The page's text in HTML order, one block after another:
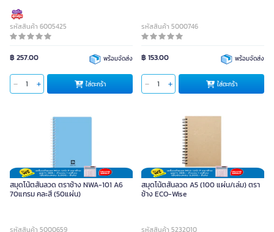
รหัสสินค้า 6005425
฿ 257.00 พร้อมจัดส่ง
ใส่ตะกร้า
รหัสสินค้า 5000746
฿ 153.00 พร้อมจัดส่ง
ใส่ตะกร้า
สมุดโน้ตสันลวด ตราช้าง NWA-101 A6
70แกรม คละสี (50แผ่น)
รหัสสินค้า 5000659
สมุดโน้ตสันลวด A5 (100 แผ่น/เล่ม) ตรา
ช้าง ECO-Wise
รหัสสินค้า 5232010